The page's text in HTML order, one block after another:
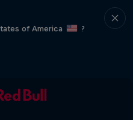
of America
?